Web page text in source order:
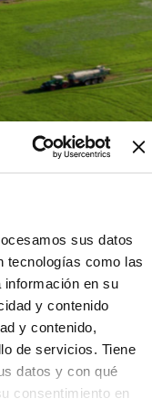
sus datos
tecnologías como las
en su
y contenido
y contenido,
de servicios. Tiene
datos y con qué
consentimiento en
de avena
Navarra.
de la compañía
complementa la
de actividad que
gracias al cual ha
edición de los